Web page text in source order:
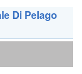
Di Pelago